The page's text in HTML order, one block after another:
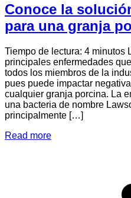
Conoce la
para una granja
Tiempo de lectura: 4 minutos
principales enfermedades
todos los miembros de la
pues puede impactar
cualquier granja porcina. La
una bacteria de nombre
principalmente […]
Read more